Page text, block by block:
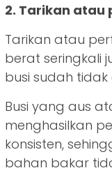
2. Tarikan
Tarikan atau
berat seringkali
busi sudah tidak
Busi yang aus
menghasilkan
konsisten,
bahan bakar